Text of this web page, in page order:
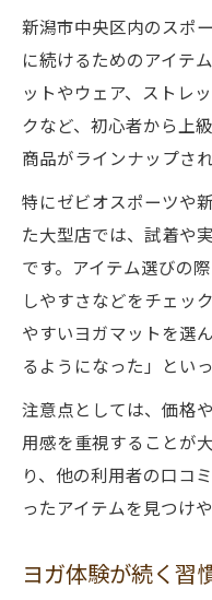
新潟市中央区内のスポ
に続けるためのアイテ
ットやウェア、ストレ
クなど、初心者から上
商品がラインナップされ
特にゼビオスポーツや
た大型店では、試着や
です。アイテム選びの
しやすさなどをチェッ
やすいヨガマットを選
るようになった」とい
注意点としては、価格
用感を重視することが
り、他の利用者の口コ
ったアイテムを見つけ
ヨガ体験が続く習